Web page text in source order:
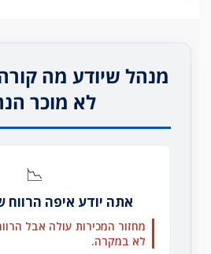
מנהל שיודע מה
לא מוכר
📉
אתה יודע איפה
מחזור המכירות עולה אבל
לא במקרה.